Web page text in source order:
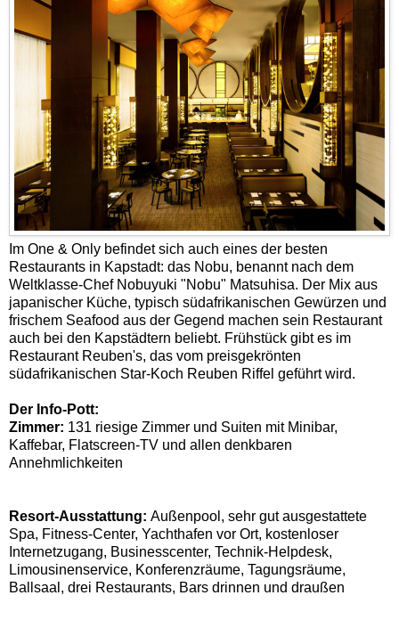
Im One & Only befindet sich auch eines der besten
Restaurants in Kapstadt: das Nobu, benannt nach dem
Weltklasse-Chef Nobuyuki "Nobu" Matsuhisa. Der Mix aus
japanischer Küche, typisch südafrikanischen Gewürzen und
frischem Seafood aus der Gegend machen sein Restaurant
auch bei den Kapstädtern beliebt. Frühstück gibt es im
Restaurant Reuben's, das vom preisgekrönten
südafrikanischen Star-Koch Reuben Riffel geführt wird.
Der Info-Pott:
Zimmer: 131 riesige Zimmer und Suiten mit Minibar,
Kaffebar, Flatscreen-TV und allen denkbaren
Annehmlichkeiten
Resort-Ausstattung: Außenpool, sehr gut ausgestattete
Spa, Fitness-Center, Yachthafen vor Ort, kostenloser
Internetzugang, Businesscenter, Technik-Helpdesk,
Limousinenservice, Konferenzräume, Tagungsräume,
Ballsaal, drei Restaurants, Bars drinnen und draußen